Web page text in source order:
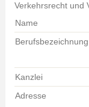
Verkehrsrecht und
Name
Berufsbezeichnung
Kanzlei
Adresse